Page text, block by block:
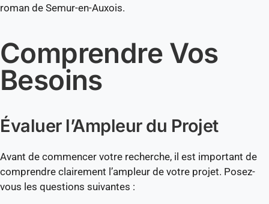
roman de Semur-en-Auxois.
Comprendre Vos
Besoins
Évaluer l’Ampleur du Projet
Avant de commencer votre recherche, il est important de
comprendre clairement l’ampleur de votre projet. Posez-
vous les questions suivantes :